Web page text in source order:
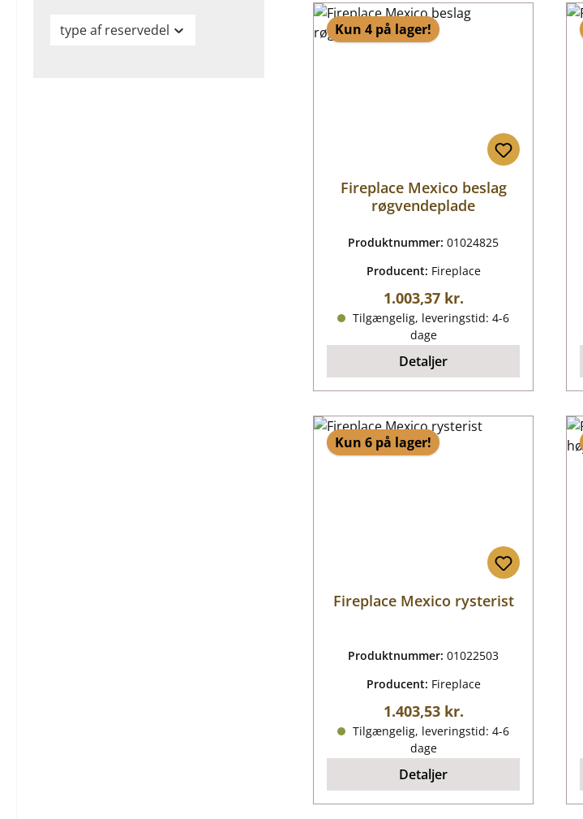
type af reservedel Kun 4 på lager!
Fireplace Mexico beslag
røgvendeplade
Produktnummer:01024825
Producent: Fireplace
Almindelig pris:
1.003,37 kr.
Tilgængelig, leveringstid: 4-6
dage
Detaljer
Kun 6 på lager!
Fireplace Mexico rysterist
Produktnummer:01022503
Producent: Fireplace
Almindelig pris:
1.403,53 kr.
Tilgængelig, leveringstid: 4-6
dage
Detaljer